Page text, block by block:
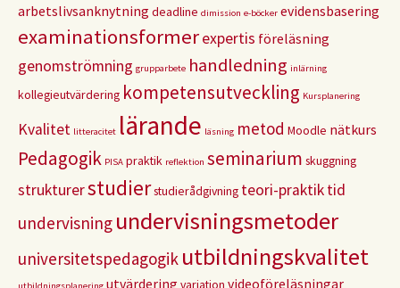
arbetslivsanknytning deadline dimission e-böcker evidensbasering
examinationsformerexpertis föreläsning
genomströmning grupparbete handledning inlärning
kollegieutvärdering kompetensutveckling Kursplanering
Kvalitet litteracitet lärande läsning metod Moodle nätkurs
Pedagogik PISA praktik reflektion seminarium skuggning
strukturerstudierstudierådgivning teori-praktiktid
undervisning undervisningsmetoder
universitetspedagogik utbildningskvalitet
utvärdering variation videoföreläsningar